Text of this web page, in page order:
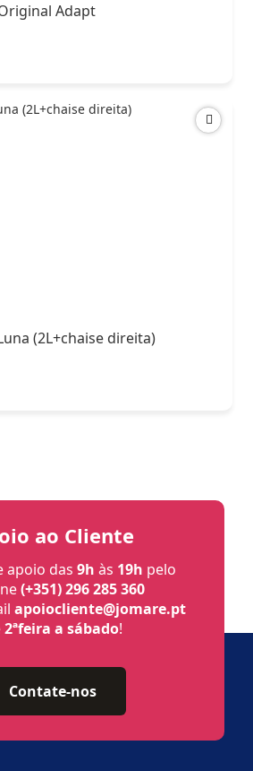
Adapt
(2L+chaise direita)
ao Cliente
apoio das 9h às 19h pelo
(+351) 296 285 360
apoiocliente@jomare.pt
2ªfeira a sábado!
Contate-nos